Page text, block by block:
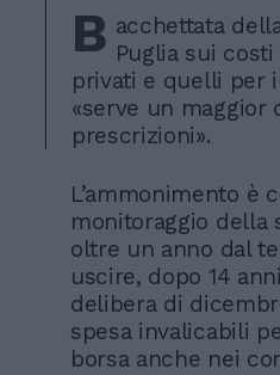
B acchettata
Puglia sui
privati e quelli per
«serve un
prescrizioni».
L’ammonimento è
monitoraggio della
oltre un anno dal
uscire, dopo 14
delibera di
spesa invalicabili
borsa anche nei